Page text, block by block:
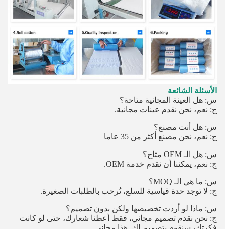
الأسئلة الشائعة
س: هل العينة المجانية متاحة؟
ج: نعم، نحن نقدم عينات مجانية.
س: هل أنت مصنع؟
ج: نعم، نحن مصنع أكثر من 35 عاما
س: هل الـ OEM متاح؟
ج: نعم، يمكننا أن نقدم خدمة OEM.
س: ما هي الـ MOQ؟
ج: لا توجد حدة قياسية للسلع، تُرحب بالطلبات الصغيرة.
س: ماذا لو أردت تخصيصها ولكن بدون تصميم؟
ج: نحن نقدم تصميم مجاني، فقط أعطنا شعارك، حتى لو كانت